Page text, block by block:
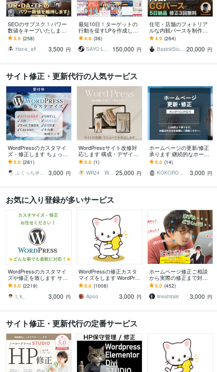
SEOのサブスク！パワー
数値をキープいたします
特典あり！DR/UR/DA/TF
等の指標を維持し続けま
す！
5.0 (258)
Hana_aff
3,500 円
最短10日！ターゲットの
行動を促すLPを作成しま
す 行動を促す情報設計か
らデザイン・実装まで全
てお任せください。
4.9 (36)
SAYO LP DESIGN
150,000 円
住宅・店舗のフォトリア
ルな内観パースを制作し
ます 照明・家具・素材す
べて指定可｜4K・5日・24
0件
4.9 (264)
Basic9Studio 20,000 円
サイト修正・更新代行の人気サービス
WordPressのカスタマイ
ズ・修正します ちょっと
ここ修正して欲しい！な
ど。
5.0 (281)
ふくっち＠Coding（Design）
3,000 円
WordPressサイト改修対
応します 構成・デザイ
ン・文章まで整理して改
善します
5.0 (1)
WR24 Web Production 25,000 円
ホームページの更新/修正
承ります 継続的なホーム
ページ運用/保守メンテナ
ンスもご相談ください
5.0 (14)
KOKORO企画_HP制作
3,000 円
お気に入り登録が多いサービス
WordPressのカスタマイ
ズや修正を致します サイ
トのカスタマイズ・レイ
アウト変更致します
5.0 (2219)
t_k_
3,000 円
WordPressの修正カスタ
マイズをします WordPres
sのカスタマイズ・修正お
手伝い！
5.0 (1008)
Apoo
3,000 円
ホームページ修正ご相談
から実際の修正まで対応
します もう一人のスタッ
フとして活用！WordPres
sにも対応！
5.0 (452)
iineshiraki
3,000 円
サイト修正・更新代行の定番サービス